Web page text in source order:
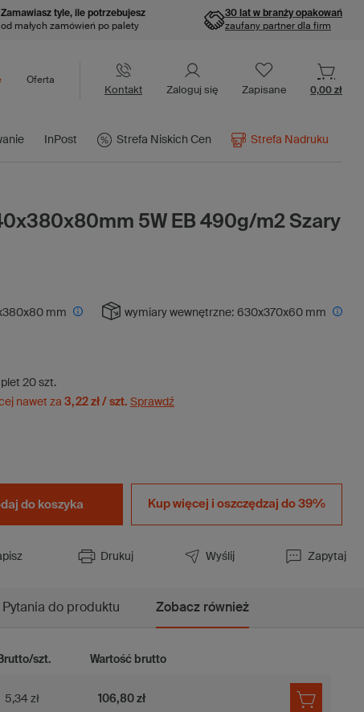
Zamawiasz tyle, ile potrzebujesz
od małych zamówień po palety
30 lat w branży opakowań
zaufany partner dla firm
Kontakt Zaloguj się Zapisane 0,00 zł
InPost Strefa Niskich Cen Strefa Nadruku
Oferta
5W EB 490g/m2 Szary
mm wymiary wewnętrzne: 630x370x60 mm
20 szt.
nawet za 3,22 zł / szt. Sprawdź
do koszyka Kup więcej i oszczędzaj do 39%
Drukuj Wyślij Zapytaj
Pytania do produktu Zobacz również
Brutto/szt. Wartość brutto
5,34 zł 106,80 zł